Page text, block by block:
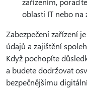
oblasti IT nebo na
Zabezpečení zařízení
údajů a zajištění
Když pochopíte
a budete dodržovat
bezpečnějšímu